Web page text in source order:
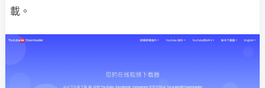
載。